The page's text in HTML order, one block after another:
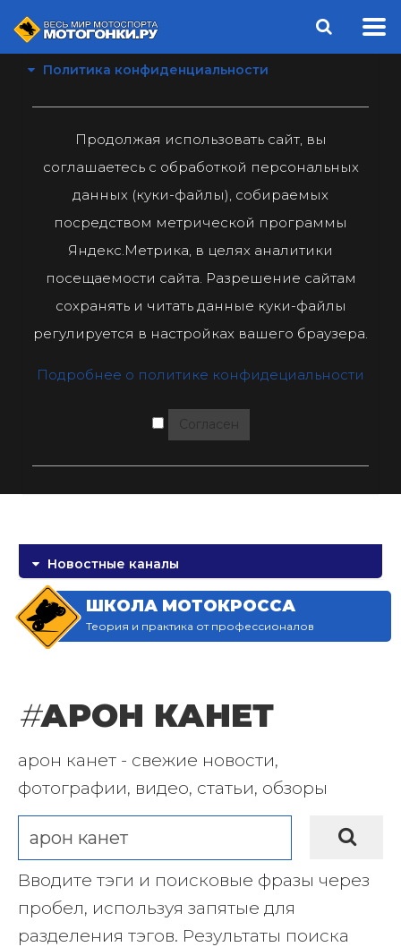
Политика конфиденциальности
Продолжая использовать сайт, вы
соглашаетесь с обработкой персональных
данных (куки-файлы), собираемых
посредством метрической программы
Яндекс.Метрика, в целях аналитики
посещаемости сайта. Разрешение сайтам
сохранять и читать данные куки-файлы
регулируется в настройках вашего браузера.
Подробнее о политике конфидециальности
Согласен
Новостные каналы
ШКОЛА МОТОКРОССА
Теория и практика от профессионалов
#АРОН КАНЕТ
арон канет - свежие новости,
фотографии, видео, статьи, обзоры
Вводите тэги и поисковые фразы через
пробел, используя запятые для
разделения тэгов. Результаты поиска